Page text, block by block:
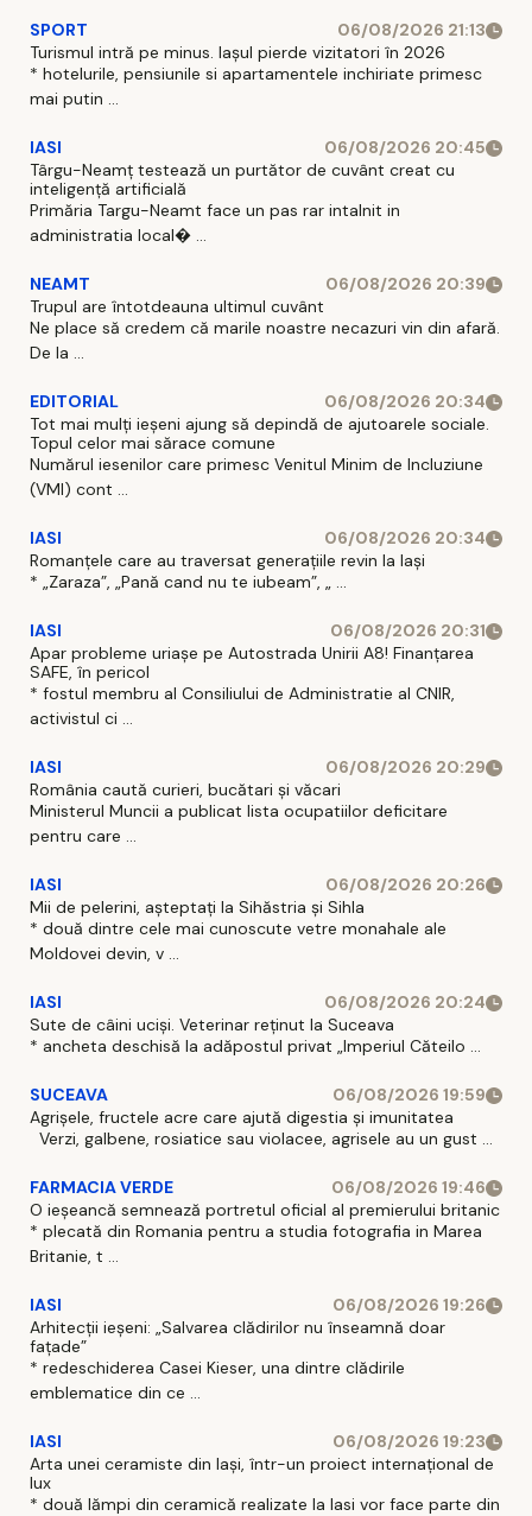
SPORT
06/08/2026 21:13
Turismul intră pe minus. Iașul pierde vizitatori în 2026
* hotelurile, pensiunile si apartamentele inchiriate primesc
mai putin ...
IASI
06/08/2026 20:45
Târgu-Neamț testează un purtător de cuvânt creat cu
inteligență artificială
Primăria Targu-Neamt face un pas rar intalnit in
administratia local� ...
NEAMT
06/08/2026 20:39
Trupul are întotdeauna ultimul cuvânt
Ne place să credem că marile noastre necazuri vin din afară.
De la ...
EDITORIAL
06/08/2026 20:34
Tot mai mulți ieșeni ajung să depindă de ajutoarele sociale.
Topul celor mai sărace comune
Numărul iesenilor care primesc Venitul Minim de Incluziune
(VMI) cont ...
IASI
06/08/2026 20:34
Romanțele care au traversat generațiile revin la Iași
* „Zaraza”, „Pană cand nu te iubeam”, „ ...
IASI
06/08/2026 20:31
Apar probleme uriașe pe Autostrada Unirii A8! Finanțarea
SAFE, în pericol
* fostul membru al Consiliului de Administratie al CNIR,
activistul ci ...
IASI
06/08/2026 20:29
România caută curieri, bucătari și văcari
Ministerul Muncii a publicat lista ocupatiilor deficitare
pentru care ...
IASI
06/08/2026 20:26
Mii de pelerini, așteptați la Sihăstria și Sihla
* două dintre cele mai cunoscute vetre monahale ale
Moldovei devin, v ...
IASI
06/08/2026 20:24
Sute de câini uciși. Veterinar reținut la Suceava
* ancheta deschisă la adăpostul privat „Imperiul Căteilo ...
SUCEAVA
06/08/2026 19:59
Agrișele, fructele acre care ajută digestia și imunitatea
Verzi, galbene, rosiatice sau violacee, agrisele au un gust ...
FARMACIA VERDE
06/08/2026 19:46
O ieșeancă semnează portretul oficial al premierului britanic
* plecată din Romania pentru a studia fotografia in Marea
Britanie, t ...
IASI
06/08/2026 19:26
Arhitecții ieșeni: „Salvarea clădirilor nu înseamnă doar
fațade”
* redeschiderea Casei Kieser, una dintre clădirile
emblematice din ce ...
IASI
06/08/2026 19:23
Arta unei ceramiste din Iași, într-un proiect internațional de
lux
* două lămpi din ceramică realizate la Iasi vor face parte din